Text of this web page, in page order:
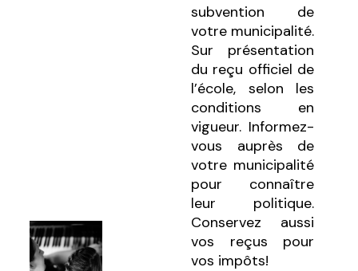
subvention de
votre municipalité.
Sur présentation
du reçu officiel de
l’école, selon les
conditions en
vigueur. Informez-
vous auprès de
votre municipalité
pour connaître
leur politique.
Conservez aussi
vos reçus pour
vos impôts!